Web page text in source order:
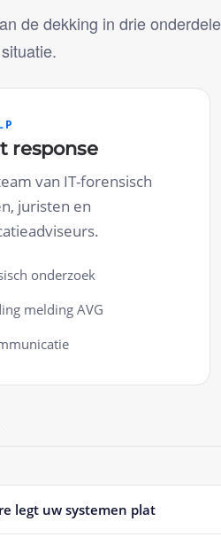
de dekking in drie
response
van IT-forensisch
juristen en
onderzoek
melding AVG
legt uw systemen plat